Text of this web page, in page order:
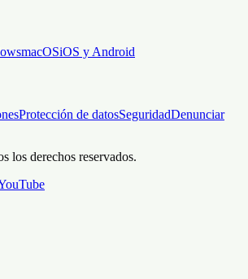
macOSiOS y Android
Protección de datosSeguridadDenunciar
los derechos reservados.